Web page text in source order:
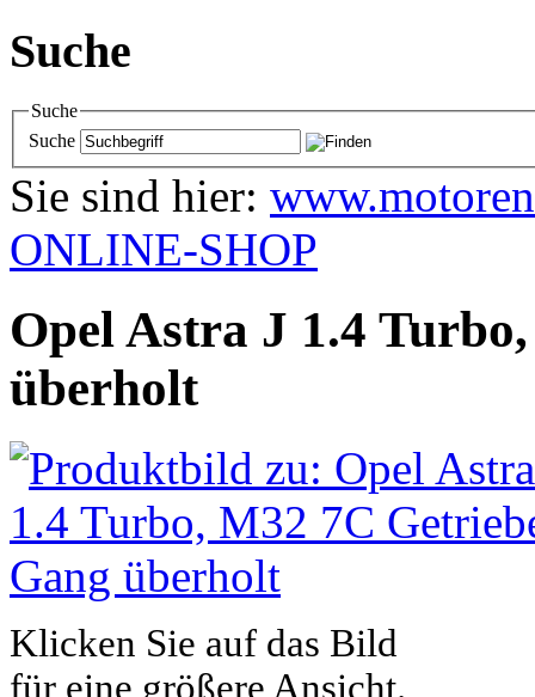
Suche
Suche
Suche
Sie sind hier:
ONLINE-SHOP
Opel Astra J 1.4
überholt
Klicken Sie auf das Bild
für eine größere Ansicht.